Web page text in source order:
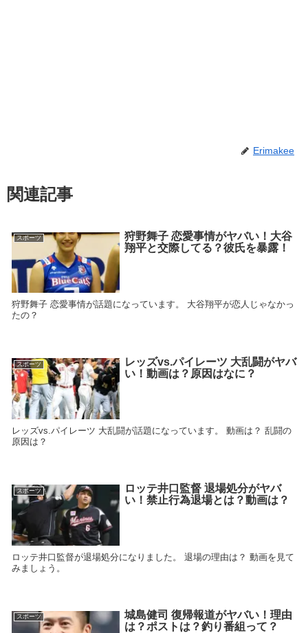
Erimakee
関連記事
スポーツ
狩野舞子 恋愛事情がヤバい！大谷
翔平と交際してる？彼氏を暴露！
狩野舞子 恋愛事情が話題になっています。 大谷翔平が恋人じゃなかっ
たの？
スポーツ
レッズvs.パイレーツ 大乱闘がヤバ
い！動画は？原因はなに？
レッズvs.パイレーツ 大乱闘が話題になっています。 動画は？ 乱闘の
原因は？
スポーツ
ロッテ井口監督 退場処分がヤバ
い！禁止行為退場とは？動画は？
ロッテ井口監督が退場処分になりました。 退場の理由は？ 動画を見て
みましょう。
スポーツ
城島健司 復帰報道がヤバい！理由
は？ポストは？釣り番組って？